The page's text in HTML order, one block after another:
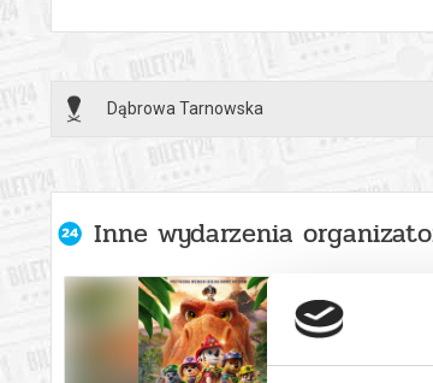
Dąbrowa Tarnowska
Inne wydarzenia